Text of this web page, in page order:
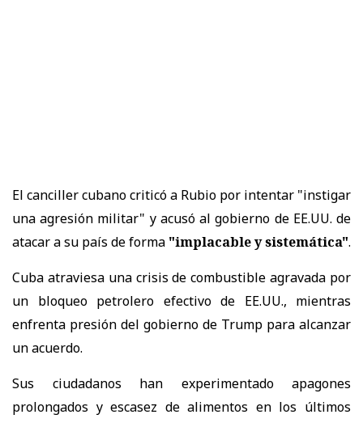
El canciller cubano criticó a Rubio por intentar "instigar
una agresión militar" y acusó al gobierno de EE.UU. de
atacar a su país de forma "implacable y sistemática".
Cuba atraviesa una crisis de combustible agravada por
un bloqueo petrolero efectivo de EE.UU., mientras
enfrenta presión del gobierno de Trump para alcanzar
un acuerdo.
Sus ciudadanos han experimentado apagones
prolongados y escasez de alimentos en los últimos